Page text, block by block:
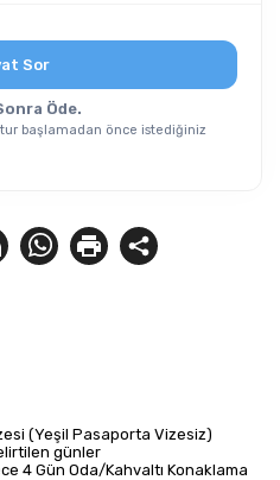
(Yeşil Pasaporta Vizesiz)
günler
4 Gün Oda/Kahvaltı Konaklama
Sor
Öde.
başlamadan önce istediğiniz